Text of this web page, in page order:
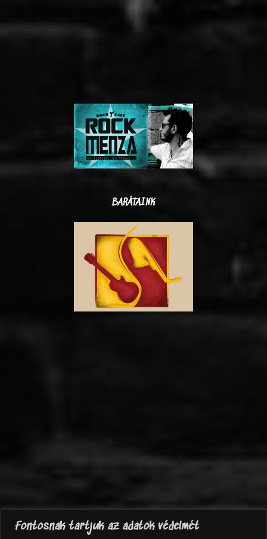
Fontosnak tartjuk az adatok védelmét
BARÁTAINK